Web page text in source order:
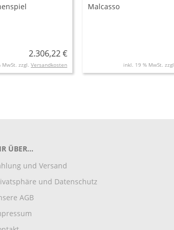
2.306,22 €
zzgl. Versandkosten
Malcasso
inkl. 19 % MwSt. zzgl.
ÜBER...
und Versand
und Datenschutz
AGB